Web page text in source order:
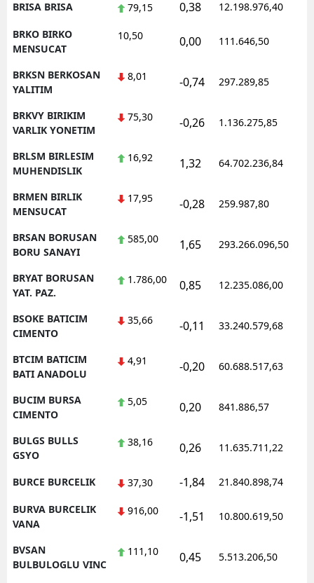
BRISA BRISA 79,15 0,38 12.198.976,40
BRKO BIRKO
MENSUCAT
10,50 0,00 111.646,50
BRKSN BERKOSAN
YALITIM
8,01 -0,74 297.289,85
BRKVY BIRIKIM
VARLIK YONETIM
75,30 -0,26 1.136.275,85
BRLSM BIRLESIM
MUHENDISLIK
16,92 1,32 64.702.236,84
BRMEN BIRLIK
MENSUCAT
17,95 -0,28 259.987,80
BRSAN BORUSAN
BORU SANAYI
585,00 1,65 293.266.096,50
BRYAT BORUSAN
YAT. PAZ.
1.786,00 0,85 12.235.086,00
BSOKE BATICIM
CIMENTO
35,66 -0,11 33.240.579,68
BTCIM BATICIM
BATI ANADOLU
4,91 -0,20 60.688.517,63
BUCIM BURSA
CIMENTO
5,05 0,20 841.886,57
BULGS BULLS
GSYO
38,16 0,26 11.635.711,22
BURCE BURCELIK 37,30 -1,84 21.840.898,74
BURVA BURCELIK
VANA
916,00 -1,51 10.800.619,50
BVSAN
BULBULOGLU VINC
111,10 0,45 5.513.206,50